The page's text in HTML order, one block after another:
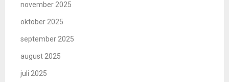
november 2025
oktober 2025
september 2025
august 2025
juli 2025